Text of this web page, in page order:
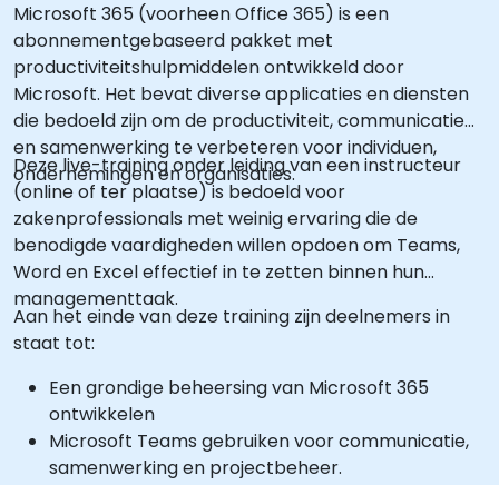
Microsoft 365 (voorheen Office 365) is een
abonnementgebaseerd pakket met
productiviteitshulpmiddelen ontwikkeld door
Microsoft. Het bevat diverse applicaties en diensten
die bedoeld zijn om de productiviteit, communicatie
en samenwerking te verbeteren voor individuen,
ondernemingen en organisaties.
Deze live-training onder leiding van een instructeur
(online of ter plaatse) is bedoeld voor
zakenprofessionals met weinig ervaring die de
benodigde vaardigheden willen opdoen om Teams,
Word en Excel effectief in te zetten binnen hun
managementtaak.
Aan het einde van deze training zijn deelnemers in
staat tot:
Een grondige beheersing van Microsoft 365
ontwikkelen
Microsoft Teams gebruiken voor communicatie,
samenwerking en projectbeheer.